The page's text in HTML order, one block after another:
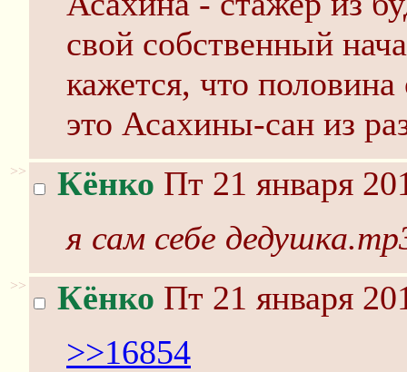
свой собственный
кажется, что
это Асахины-сан из
>> Кёнко Пт 21 января
я сам себе
>> Кёнко Пт 21 января
>>16854